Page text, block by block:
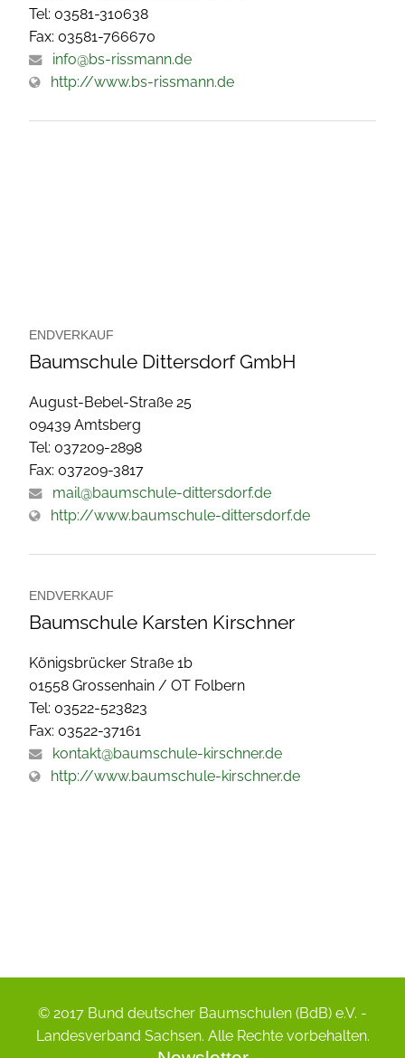
Tel: 03581-310638
Fax: 03581-766670
info@bs-rissmann.de
http://www.bs-rissmann.de
ENDVERKAUF
Baumschule Dittersdorf GmbH
August-Bebel-Straße 25
09439 Amtsberg
Tel: 037209-2898
Fax: 037209-3817
mail@baumschule-dittersdorf.de
http://www.baumschule-dittersdorf.de
ENDVERKAUF
Baumschule Karsten Kirschner
Königsbrücker Straße 1b
01558 Grossenhain / OT Folbern
Tel: 03522-523823
Fax: 03522-37161
kontakt@baumschule-kirschner.de
http://www.baumschule-kirschner.de
© 2017 Bund deutscher Baumschulen (BdB) e.V. -
Landesverband Sachsen. Alle Rechte vorbehalten.